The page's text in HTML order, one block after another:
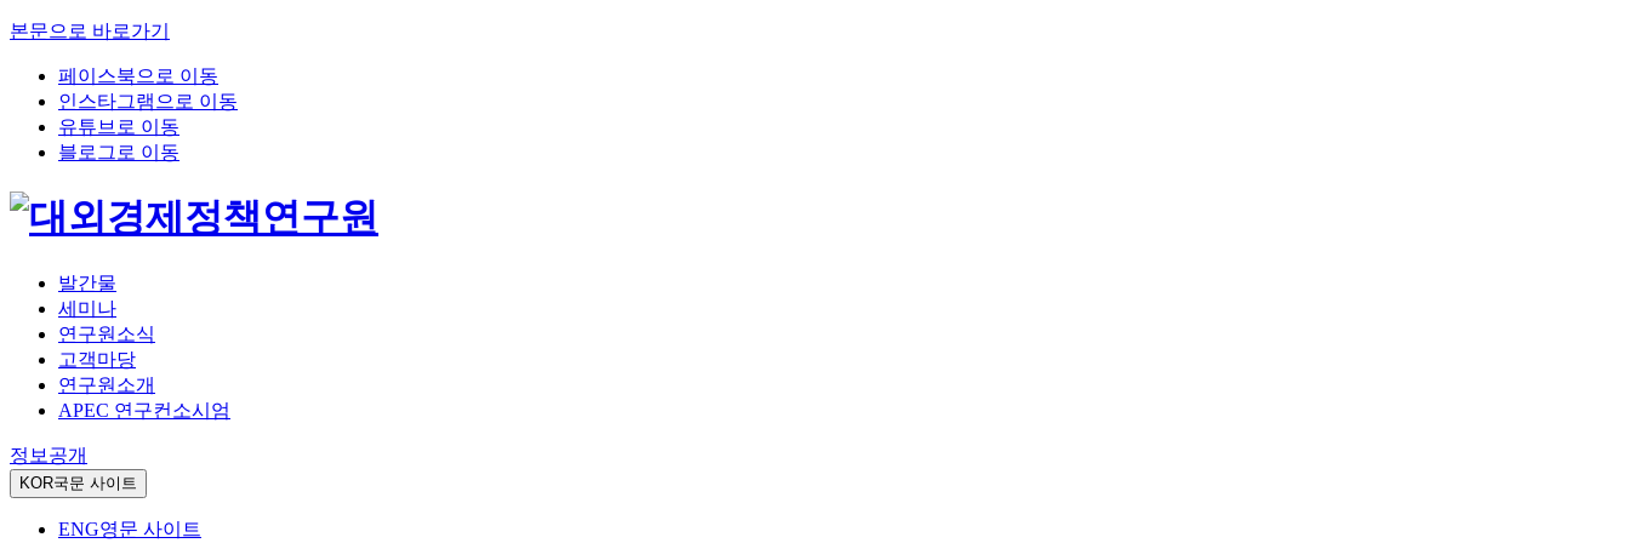
본문으로 바로가기
페이스북으로 이동
인스타그램으로 이동
유튜브로 이동
블로그로 이동
발간물
세미나
연구원소식
고객마당
연구원소개
APEC 연구컨소시엄
정보공개
KOR국문 사이트
ENG영문 사이트